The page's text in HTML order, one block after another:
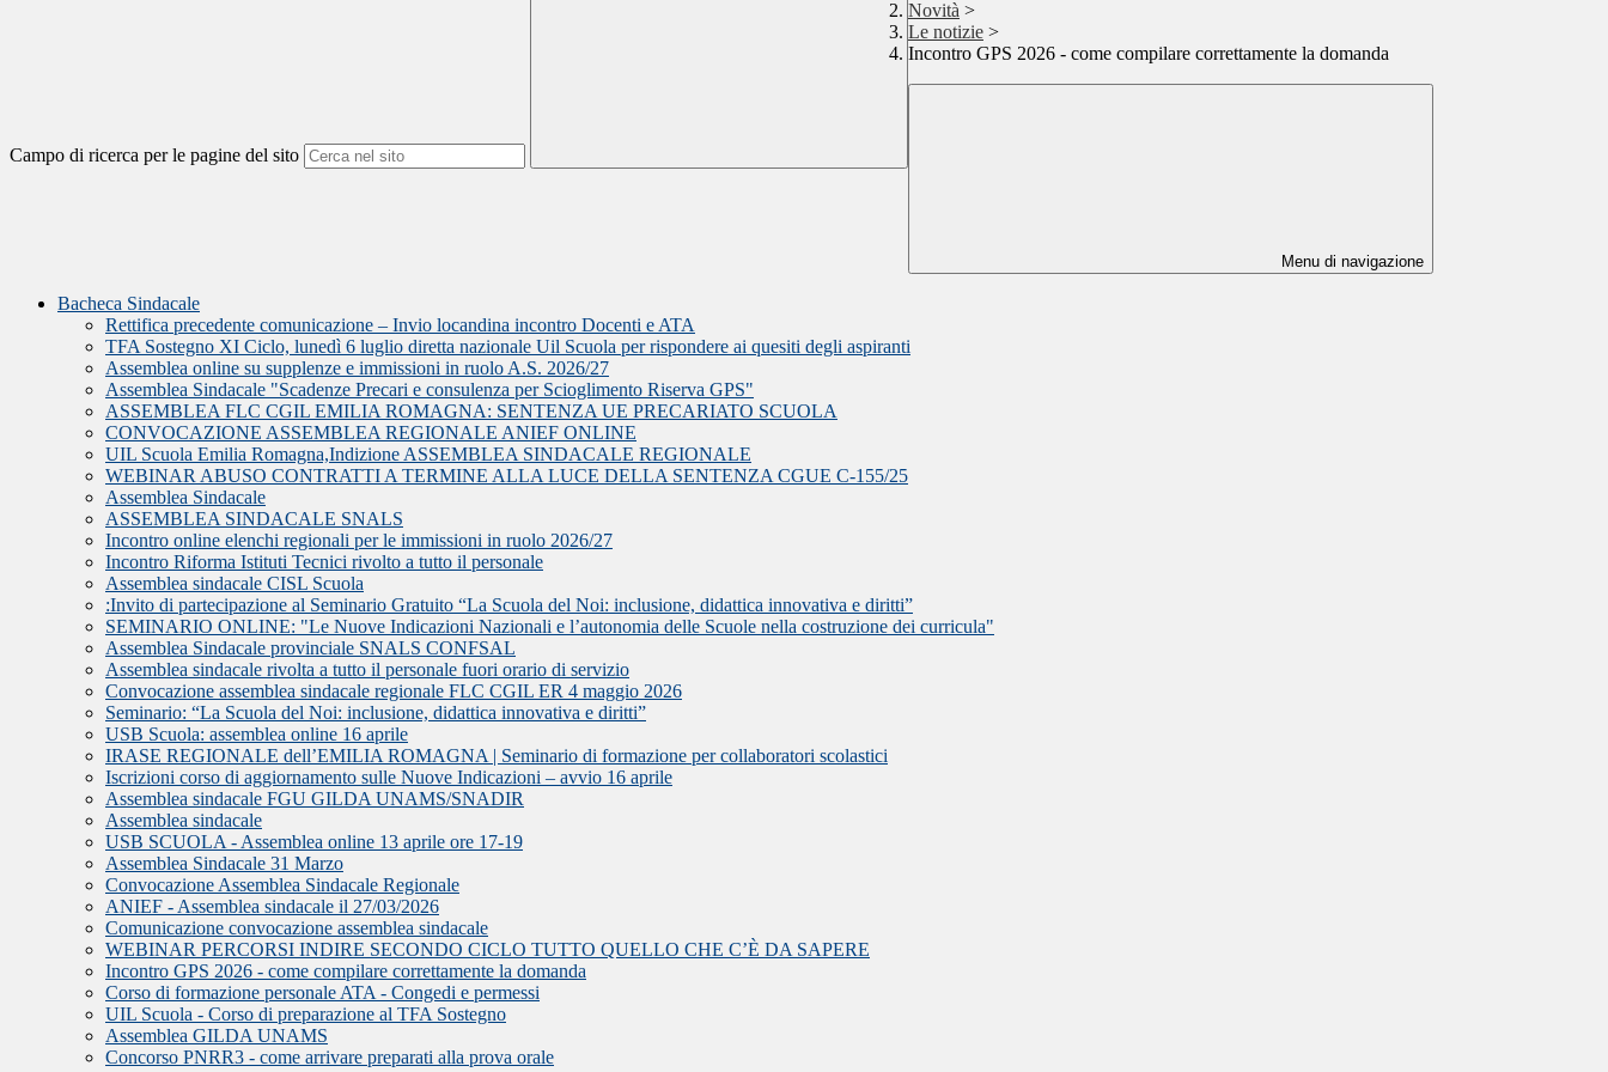
Campo di ricerca per le pagine del sito
Novità >
Le notizie >
Incontro GPS 2026 - come compilare correttamente la domanda
Menu di navigazione
Bacheca Sindacale
Rettifica precedente comunicazione – Invio locandina incontro Docenti e ATA
TFA Sostegno XI Ciclo, lunedì 6 luglio diretta nazionale Uil Scuola per rispondere ai quesiti degli aspiranti
Assemblea online su supplenze e immissioni in ruolo A.S. 2026/27
Assemblea Sindacale "Scadenze Precari e consulenza per Scioglimento Riserva GPS"
ASSEMBLEA FLC CGIL EMILIA ROMAGNA: SENTENZA UE PRECARIATO SCUOLA
CONVOCAZIONE ASSEMBLEA REGIONALE ANIEF ONLINE
UIL Scuola Emilia Romagna,Indizione ASSEMBLEA SINDACALE REGIONALE
WEBINAR ABUSO CONTRATTI A TERMINE ALLA LUCE DELLA SENTENZA CGUE C‑155/25
Assemblea Sindacale
ASSEMBLEA SINDACALE SNALS
Incontro online elenchi regionali per le immissioni in ruolo 2026/27
Incontro Riforma Istituti Tecnici rivolto a tutto il personale
Assemblea sindacale CISL Scuola
:Invito di partecipazione al Seminario Gratuito “La Scuola del Noi: inclusione, didattica innovativa e diritti”
SEMINARIO ONLINE: "Le Nuove Indicazioni Nazionali e l’autonomia delle Scuole nella costruzione dei curricula"
Assemblea Sindacale provinciale SNALS CONFSAL
Assemblea sindacale rivolta a tutto il personale fuori orario di servizio
Convocazione assemblea sindacale regionale FLC CGIL ER 4 maggio 2026
Seminario: “La Scuola del Noi: inclusione, didattica innovativa e diritti”
USB Scuola: assemblea online 16 aprile
IRASE REGIONALE dell’EMILIA ROMAGNA | Seminario di formazione per collaboratori scolastici
Iscrizioni corso di aggiornamento sulle Nuove Indicazioni – avvio 16 aprile
Assemblea sindacale FGU GILDA UNAMS/SNADIR
Assemblea sindacale
USB SCUOLA - Assemblea online 13 aprile ore 17-19
Assemblea Sindacale 31 Marzo
Convocazione Assemblea Sindacale Regionale
ANIEF - Assemblea sindacale il 27/03/2026
Comunicazione convocazione assemblea sindacale
WEBINAR PERCORSI INDIRE SECONDO CICLO TUTTO QUELLO CHE C’È DA SAPERE
Incontro GPS 2026 - come compilare correttamente la domanda
Corso di formazione personale ATA - Congedi e permessi
UIL Scuola - Corso di preparazione al TFA Sostegno
Assemblea GILDA UNAMS
Concorso PNRR3 - come arrivare preparati alla prova orale